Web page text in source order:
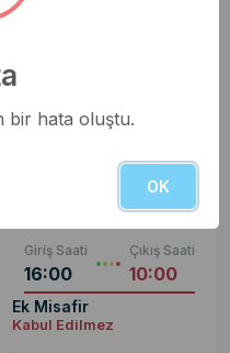
Giriş Saati
16:00
Çıkış Saati
10:00
Ek Misafir
Kabul Edilmez
bir hata oluştu.
OK